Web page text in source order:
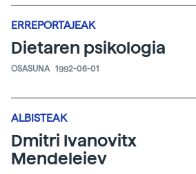
ERREPORTAJEAK
Dietaren psikologia
OSASUNA 1992-06-01
ALBISTEAK
Dmitri Ivanovitx
Mendeleiev